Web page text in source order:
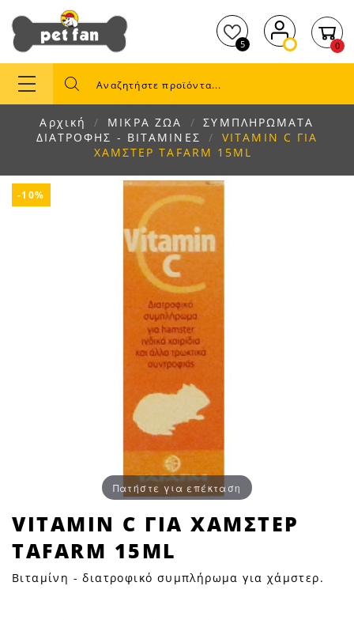
5 0
Αρχική ΜΙΚΡΑ ΖΩΑ
ΣΥΜΠΛΗΡΩΜΑΤΑ
ΔΙΑΤΡΟΦΗΣ - ΒΙΤΑΜΙΝΕΣ
VITAMIN C ΓΙΑ
ΧΑΜΣΤΕΡ TAFARM 15ML
-10%
Πατήστε για επέκταση
VITAMIN
C
ΓΙΑ
ΧΑΜΣΤΕΡ
VITAMIN C ΓΙΑ ΧΑΜΣΤΕΡ
TAFARM 15ML
Βιταμίνη - διατροφικό συμπλήρωμα για χάμστερ.